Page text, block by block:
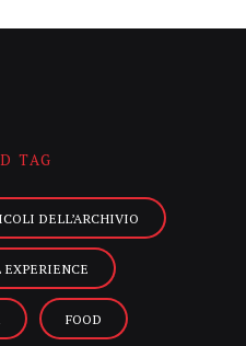
TAG
DELL’ARCHIVIO
FOOD